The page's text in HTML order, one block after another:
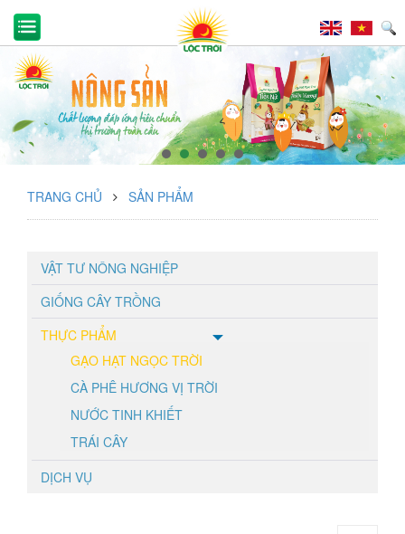
TRANG CHỦ SẢN PHẨM
VẬT TƯ NÔNG NGHIỆP
GIỐNG CÂY TRỒNG
THỰC PHẨM
GẠO HẠT NGỌC TRỜI
CÀ PHÊ HƯƠNG VỊ TRỜI
NƯỚC TINH KHIẾT
TRÁI CÂY
DỊCH VỤ